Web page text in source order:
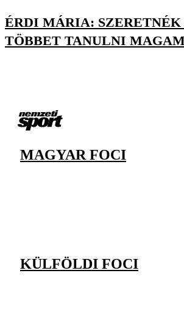
ÉRDI MÁRIA: SZERETNÉK
TÖBBET TANULNI
MAGYAR FOCI
KÜLFÖLDI FOCI